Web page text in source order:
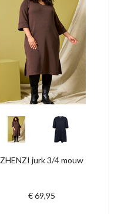
ZHENZI jurk 3/4 mouw
€ 69,95